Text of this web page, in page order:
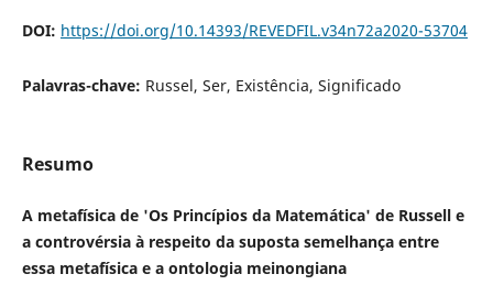
DOI: https://doi.org/10.14393/REVEDFIL.v34n72a2020-53704
Palavras-chave: Russel, Ser, Existência, Significado
Resumo
A metafísica de 'Os Princípios da Matemática' de Russell e
a controvérsia à respeito da suposta semelhança entre
essa metafísica e a ontologia meinongiana